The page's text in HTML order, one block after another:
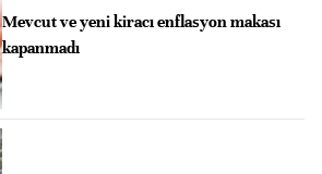
Mevcut ve yeni kiracı enflasyon makası
kapanmadı